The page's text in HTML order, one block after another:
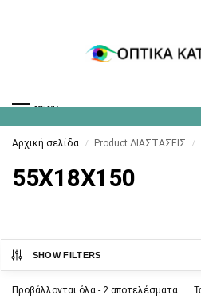
MENU
Αρχική σελίδα / Product ΔΙΑΣΤΑΣΕΙΣ /
55X18X150
SHOW FILTERS
Προβάλλονται όλα - 2 αποτελέσματα